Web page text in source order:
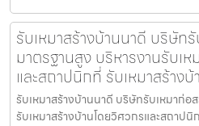
รับเหมาสร้างบ้านนาดี บริษัท
มาตรฐานสูง บริหารงานรับเ
และสถาปนิกที่ รับเหมาสร้าง
รับเหมาสร้างบ้านนาดี บริษัทรับเหมาก่อ
รับเหมาสร้างบ้านโดยวิศวกรและสถาปนิ